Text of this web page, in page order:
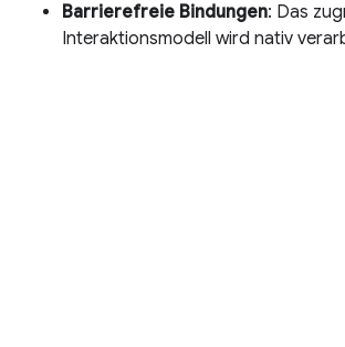
Barrierefreie Bindungen: Das
Interaktionsmodell wird nativ